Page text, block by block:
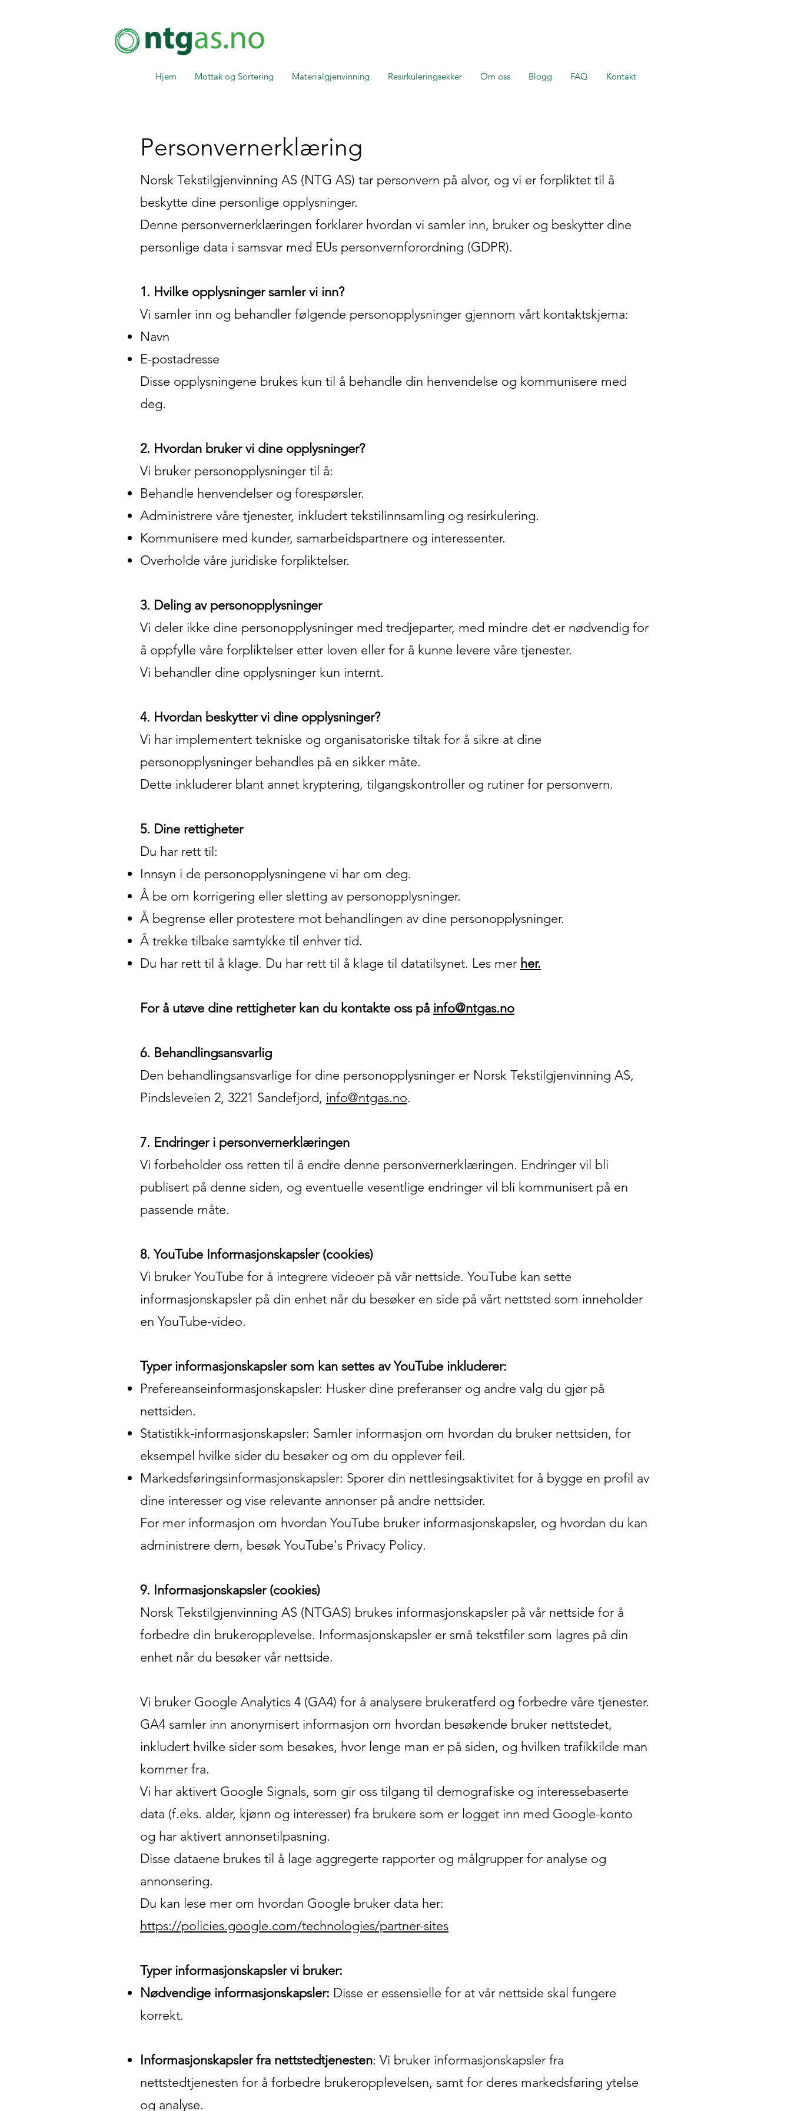
Hjem Mottak og Sortering Materialgjenvinning Resirkuleringsekker Om oss Blogg FAQ Kontakt
Personvernerklæring
Norsk Tekstilgjenvinning AS (NTG AS) tar personvern på alvor, og vi er forpliktet til å
beskytte dine personlige opplysninger.
Denne personvernerklæringen forklarer hvordan vi samler inn, bruker og beskytter dine
personlige data i samsvar med EUs personvernforordning (GDPR).
1. Hvilke opplysninger samler vi inn?
Vi samler inn og behandler følgende personopplysninger gjennom vårt kontaktskjema:
Navn
E-postadresse
Disse opplysningene brukes kun til å behandle din henvendelse og kommunisere med
deg.
2. Hvordan bruker vi dine opplysninger?
Vi bruker personopplysninger til å:
Behandle henvendelser og forespørsler.
Administrere våre tjenester, inkludert tekstilinnsamling og resirkulering.
Kommunisere med kunder, samarbeidspartnere og interessenter.
Overholde våre juridiske forpliktelser.
3. Deling av personopplysninger
Vi deler ikke dine personopplysninger med tredjeparter, med mindre det er nødvendig for
å oppfylle våre forpliktelser etter loven eller for å kunne levere våre tjenester.
Vi behandler dine opplysninger kun internt.
4. Hvordan beskytter vi dine opplysninger?
Vi har implementert tekniske og organisatoriske tiltak for å sikre at dine
personopplysninger behandles på en sikker måte.
Dette inkluderer blant annet kryptering, tilgangskontroller og rutiner for personvern.
5. Dine rettigheter
Du har rett til:
Innsyn i de personopplysningene vi har om deg.
Å be om korrigering eller sletting av personopplysninger.
Å begrense eller protestere mot behandlingen av dine personopplysninger.
Å trekke tilbake samtykke til enhver tid.
Du har rett til å klage. Du har rett til å klage til datatilsynet. Les mer her.
For å utøve dine rettigheter kan du kontakte oss på info@ntgas.no
6. Behandlingsansvarlig
Den behandlingsansvarlige for dine personopplysninger er Norsk Tekstilgjenvinning AS,
Pindsleveien 2, 3221 Sandefjord, info@ntgas.no.
7. Endringer i personvernerklæringen
Vi forbeholder oss retten til å endre denne personvernerklæringen. Endringer vil bli
publisert på denne siden, og eventuelle vesentlige endringer vil bli kommunisert på en
passende måte.
8. YouTube Informasjonskapsler (cookies)
Vi bruker YouTube for å integrere videoer på vår nettside. YouTube kan sette
informasjonskapsler på din enhet når du besøker en side på vårt nettsted som inneholder
en YouTube-video.
Typer informasjonskapsler som kan settes av YouTube inkluderer:
Prefereanseinformasjonskapsler: Husker dine preferanser og andre valg du gjør på
nettsiden.
Statistikk-informasjonskapsler: Samler informasjon om hvordan du bruker nettsiden, for
eksempel hvilke sider du besøker og om du opplever feil.
Markedsføringsinformasjonskapsler: Sporer din nettlesingsaktivitet for å bygge en profil av
dine interesser og vise relevante annonser på andre nettsider.
For mer informasjon om hvordan YouTube bruker informasjonskapsler, og hvordan du kan
administrere dem, besøk YouTube's Privacy Policy.
9. Informasjonskapsler (cookies)
Norsk Tekstilgjenvinning AS (NTGAS) brukes informasjonskapsler på vår nettside for å
forbedre din brukeropplevelse. Informasjonskapsler er små tekstfiler som lagres på din
enhet når du besøker vår nettside.
Vi bruker Google Analytics 4 (GA4) for å analysere brukeratferd og forbedre våre tjenester.
GA4 samler inn anonymisert informasjon om hvordan besøkende bruker nettstedet,
inkludert hvilke sider som besøkes, hvor lenge man er på siden, og hvilken trafikkilde man
kommer fra.
Vi har aktivert Google Signals, som gir oss tilgang til demografiske og interessebaserte
data (f.eks. alder, kjønn og interesser) fra brukere som er logget inn med Google-konto
og har aktivert annonsetilpasning.
Disse dataene brukes til å lage aggregerte rapporter og målgrupper for analyse og
annonsering.
Du kan lese mer om hvordan Google bruker data her:
https://policies.google.com/technologies/partner-sites
Typer informasjonskapsler vi bruker:
Nødvendige informasjonskapsler: Disse er essensielle for at vår nettside skal fungere
korrekt.
Informasjonskapsler fra nettstedtjenesten: Vi bruker informasjonskapsler fra
nettstedtjenesten for å forbedre brukeropplevelsen, samt for deres markedsføring ytelse
og analyse.